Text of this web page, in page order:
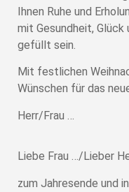
Ihnen Ruhe und
mit Gesundheit,
gefüllt sein.
Mit festlichen
Wünschen für das
Herr/Frau …
Liebe Frau …/Lieber
zum Jahresende und